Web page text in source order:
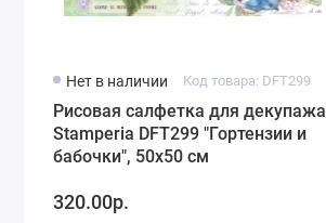
Нет в наличии Код товара: DFT299
Рисовая салфетка для декупажа
Stamperia DFT299 "Гортензии и
бабочки", 50х50 см
320.00р.